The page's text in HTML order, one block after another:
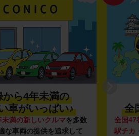
から4年未満の
車がいっぱい♪
満の新しいクルマを多数
な車両の提供を追求して
全
全国47
駅チカ